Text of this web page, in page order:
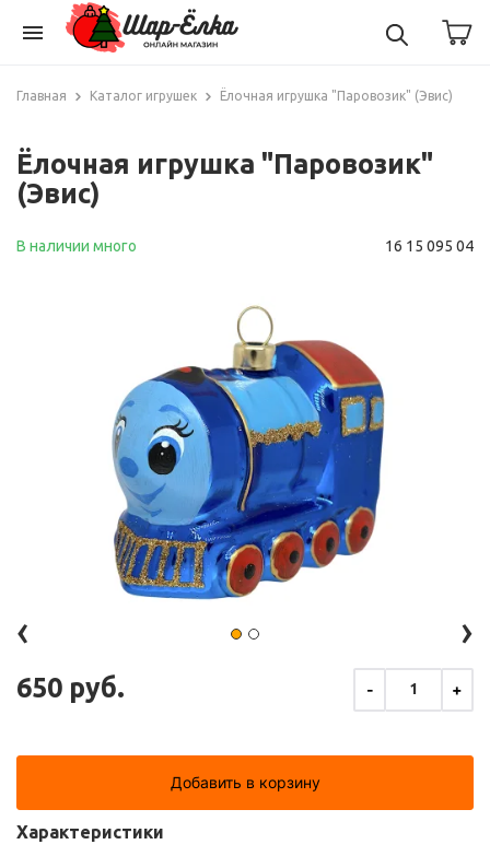
menu
Главная Каталог игрушек Ёлочная игрушка "Паровозик" (Эвис)
Ёлочная игрушка "Паровозик"
(Эвис)
В наличии много 16 15 095 04
‹ ›
650 руб. - 1 +
Добавить в корзину
Характеристики